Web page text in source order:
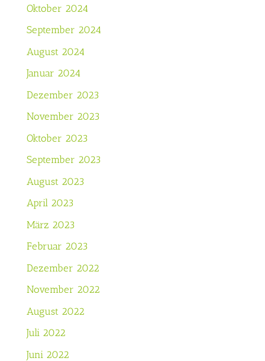
Oktober 2024
September 2024
August 2024
Januar 2024
Dezember 2023
November 2023
Oktober 2023
September 2023
August 2023
April 2023
März 2023
Februar 2023
Dezember 2022
November 2022
August 2022
Juli 2022
Juni 2022